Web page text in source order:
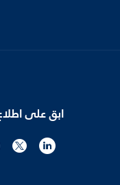
ابق على